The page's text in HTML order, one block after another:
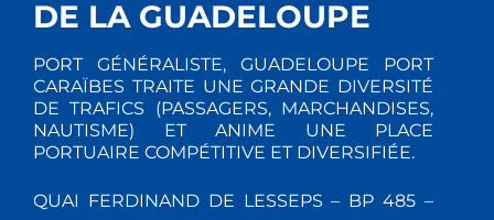
DE LA GUADELOUPE
PORT GÉNÉRALISTE, GUADELOUPE PORT
CARAÏBES TRAITE UNE GRANDE DIVERSITÉ
DE TRAFICS (PASSAGERS, MARCHANDISES,
NAUTISME) ET ANIME UNE PLACE
PORTUAIRE COMPÉTITIVE ET DIVERSIFIÉE.
QUAI FERDINAND DE LESSEPS – BP 485 –